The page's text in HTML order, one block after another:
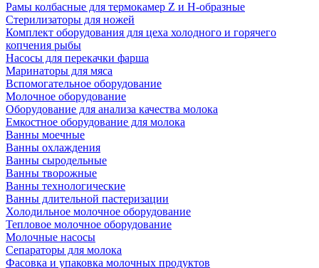
Рамы колбасные для термокамер Z и H-образные
Стерилизаторы для ножей
Комплект оборудования для цеха холодного и горячего
копчения рыбы
Насосы для перекачки фарша
Маринаторы для мяса
Вспомогательное оборудование
Молочное оборудование
Оборудование для анализа качества молока
Емкостное оборудование для молока
Ванны моечные
Ванны охлаждения
Ванны сыродельные
Ванны творожные
Ванны технологические
Ванны длительной пастеризации
Холодильное молочное оборудование
Тепловое молочное оборудование
Молочные насосы
Сепараторы для молока
Фасовка и упаковка молочных продуктов